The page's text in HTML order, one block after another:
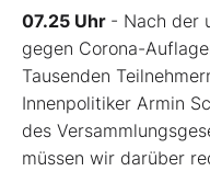
07.25 Uhr - Nach der
gegen Corona-
Tausenden
Innenpolitiker Armin
des
müssen wir darüber